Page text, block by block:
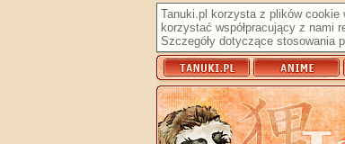
Tanuki.pl korzysta z plików cookie
korzystać współpracujący z nami
Szczegóły dotyczące stosowania